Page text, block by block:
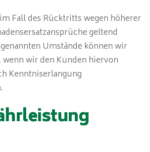
Fall des Rücktritts wegen höherer
geltend
Umstände können wir
wir den Kunden hiervon
Kenntniserlangung